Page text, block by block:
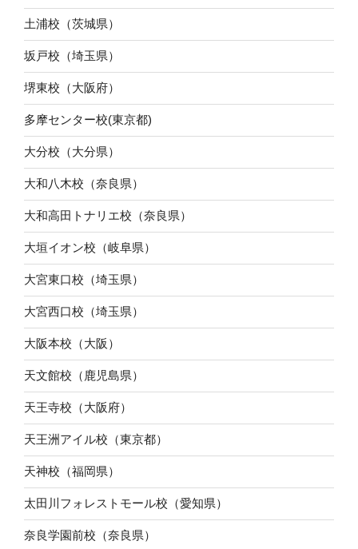
土浦校（茨城県）
坂戸校（埼玉県）
堺東校（大阪府）
多摩センター校(東京都)
大分校（大分県）
大和八木校（奈良県）
大和高田トナリエ校（奈良県）
大垣イオン校（岐阜県）
大宮東口校（埼玉県）
大宮西口校（埼玉県）
大阪本校（大阪）
天文館校（鹿児島県）
天王寺校（大阪府）
天王洲アイル校（東京都）
天神校（福岡県）
太田川フォレストモール校（愛知県）
奈良学園前校（奈良県）